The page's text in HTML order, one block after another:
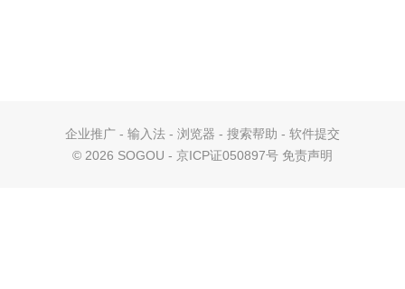
企业推广 - 输入法 - 浏览器 - 搜索帮助 - 软件提交
© 2026 SOGOU - 京ICP证050897号 免责声明